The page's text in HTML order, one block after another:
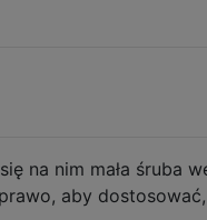
na nim mała śruba
aby